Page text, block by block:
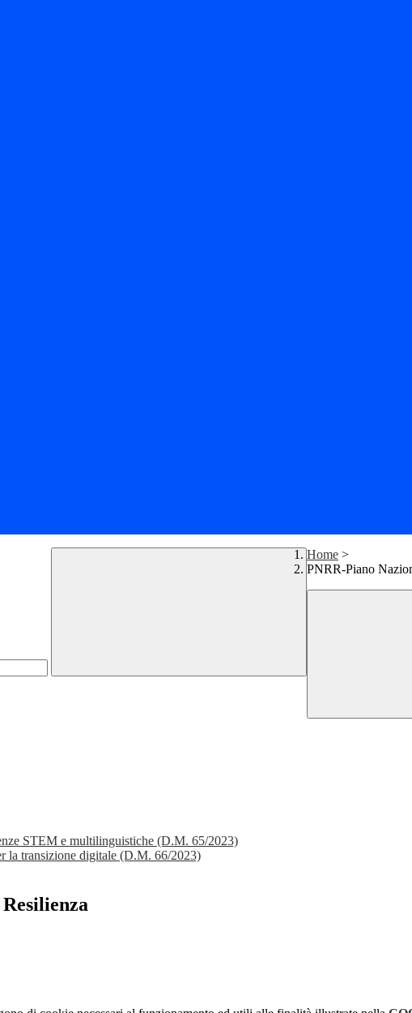
Home >
PNRR-Piano
STEM e multilinguistiche (D.M. 65/2023)
la transizione digitale (D.M. 66/2023)